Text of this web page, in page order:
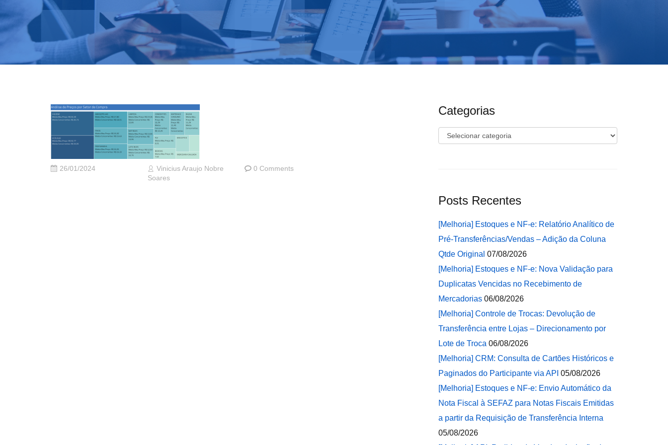
26/01/2024
Vinicius Araujo Nobre
Soares
0 Comments
Categorias
Categorias
Posts Recentes
[Melhoria] Estoques e NF-e: Relatório Analítico de
Pré-Transferências/Vendas – Adição da Coluna
Qtde Original 07/08/2026
[Melhoria] Estoques e NF-e: Nova Validação para
Duplicatas Vencidas no Recebimento de
Mercadorias 06/08/2026
[Melhoria] Controle de Trocas: Devolução de
Transferência entre Lojas – Direcionamento por
Lote de Troca 06/08/2026
[Melhoria] CRM: Consulta de Cartões Históricos e
Paginados do Participante via API 05/08/2026
[Melhoria] Estoques e NF-e: Envio Automático da
Nota Fiscal à SEFAZ para Notas Fiscais Emitidas
a partir da Requisição de Transferência Interna
05/08/2026